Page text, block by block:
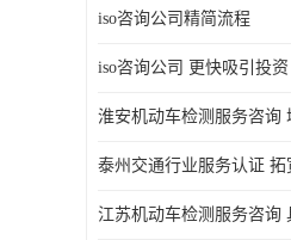
iso咨询公司精简流程